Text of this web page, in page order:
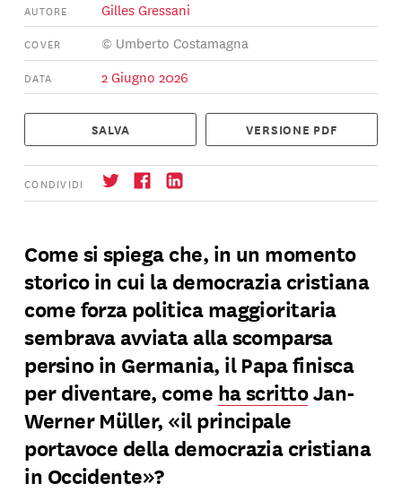
AUTORE Gilles Gressani
COVER © Umberto Costamagna
DATA 2 Giugno 2026
SALVA VERSIONE PDF
CONDIVIDI
→ Iscrizione
Come si spiega che, in un momento
storico in cui la democrazia cristiana
come forza politica maggioritaria
sembrava avviata alla scomparsa
persino in Germania, il Papa finisca
per diventare, come ha scrittoJan-
Werner Müller, «il principale
portavoce della democrazia cristiana
in Occidente»?